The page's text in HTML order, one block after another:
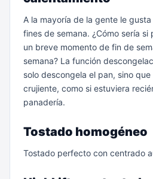
A la mayoría de la gente le
fines de semana. ¿Cómo sería
un breve momento de fin de
semana? La función
solo descongela el pan, sino
crujiente, como si estuviera
panadería.
Tostado homogéneo
Tostado perfecto con centrado